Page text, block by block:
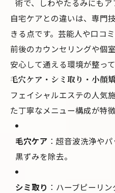
術で、しわやたるみにもア
自宅ケアとの違いは、専門
きる点です。芸能人や口コ
前後のカウンセリングや個
安心して通える環境が整って
毛穴ケア・シミ取り・小顔
フェイシャルエステの人気
た丁寧なメニュー構成が特徴
毛穴ケア ：超音波洗浄や
黒ずみを除去。
シミ取り ：ハーブピーリ